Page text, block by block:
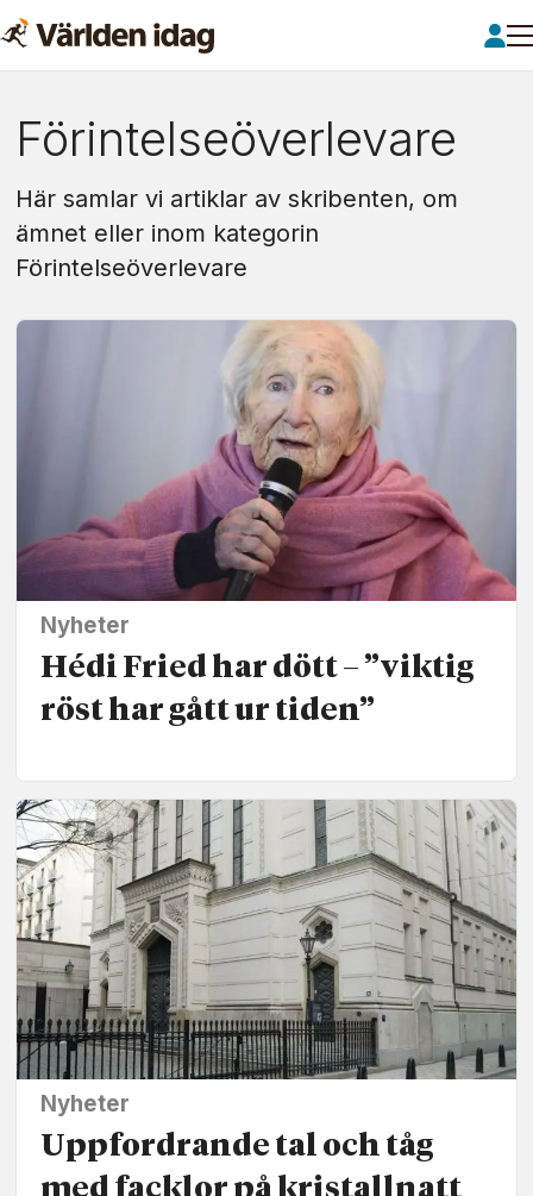
Om:
förintelseöverlevare
Förintelseöverlevare
Här samlar vi artiklar av skribenten, om
ämnet eller inom kategorin
Förintelseöverlevare
Nyheter
Hédi Fried har dött – ”viktig
röst har gått ur tiden”
Nyheter
Uppfordrande tal och tåg